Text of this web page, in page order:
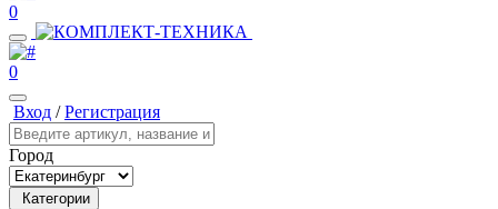
0
0
Вход /Регистрация
Город
Категории